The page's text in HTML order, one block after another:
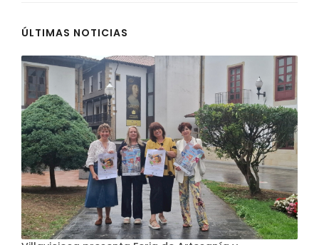
ÚLTIMAS NOTICIAS